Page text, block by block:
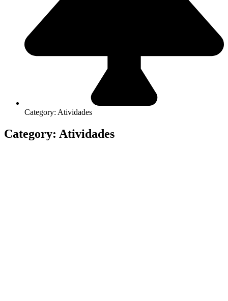
Category: Atividades
Category: Atividades